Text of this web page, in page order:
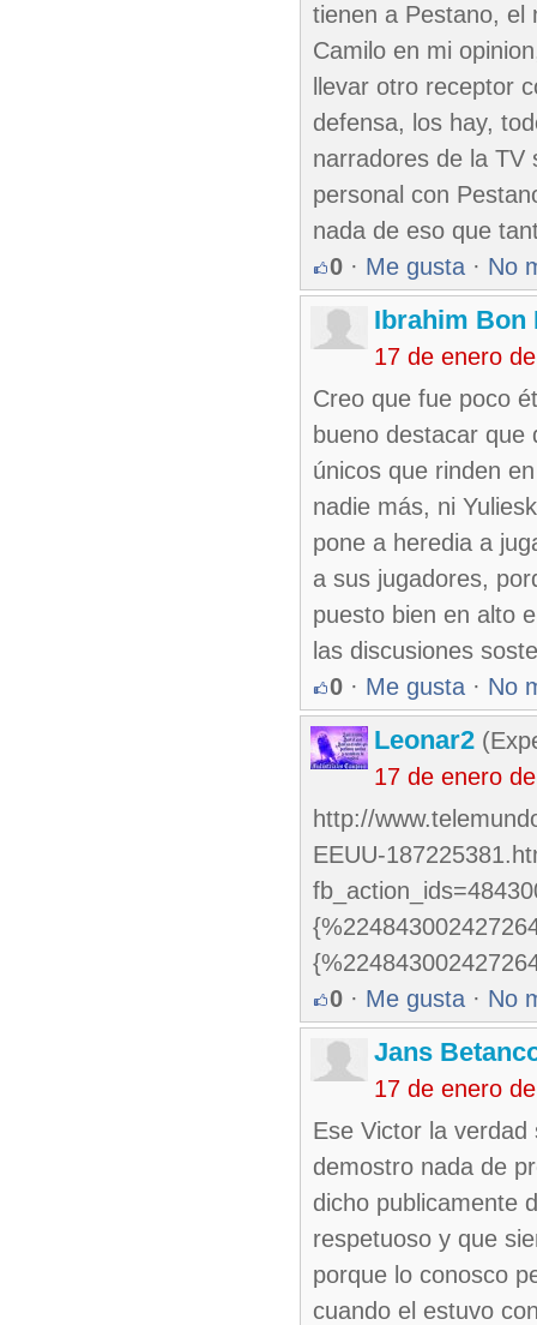
tienen a Pestano, el
Camilo en mi
llevar otro receptor
defensa, los hay,
narradores de la TV
personal con
nada de eso que
0 · Me gusta · No
Ibrahim Bon
17 de enero
Creo que fue poco
bueno destacar
únicos que rinden
nadie más, ni
pone a heredia a
a sus jugadores,
puesto bien en alto
las discusiones
0 · Me gusta · No
Leonar2
17 de enero
http://
EEUU-
0 · Me gusta · No
Jans
17 de enero
Ese Victor la
demostro nada de
dicho publicamente
respetuoso y que
porque lo conosco
cuando el estuvo